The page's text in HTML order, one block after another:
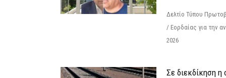
Δελτίο Τύπου
/ Εορδαίας για την
2026
Σε διεκδίκηση η